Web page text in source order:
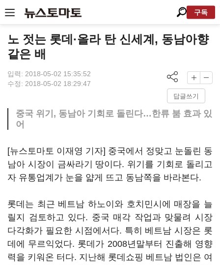
구독
노 젓는 롯데·올라 탄 신세계, 동남아향
같은 배
입력: 2018-05-02 15:35:52
수정: 2018-05-02 18:29:47
답글쓰기
중국 위기, 동남아 기회로 돌린다…한류 붐 효과 있
어
[뉴스토마토 이재영 기자] 중국에서 정맞고 눈돌린 동
남아 시장이 금싸라기 땅이다. 위기를 기회로 돌리고
자 유통업계가 눈을 얇게 뜨고 동남쪽을 바라본다.
롯데는 최근 베트남 하노이와 호치민시에 매장을 늘
릴지 검토하고 있다. 중국 매각 작업과 맞물려 시장
다각화가 필요한 시점에서다. 특히 베트남 시장은 롯
데에 무르익었다. 롯데가 2008년말부터 진출해 영향
력을 키워온 터다. 지난해 롯데쇼핑 베트남 법인은 여